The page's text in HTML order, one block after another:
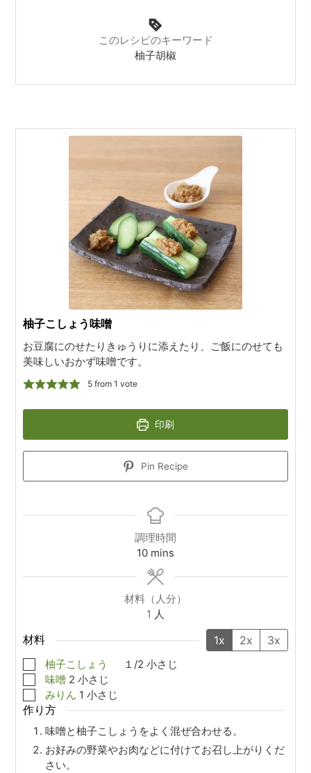
このレシピのキーワード
柚子胡椒
柚子こしょう味噌
お豆腐にのせたりきゅうりに添えたり、ご飯にのせても
美味しいおかず味噌です。
5from 1 vote
印刷
Pin Recipe
調理時間
10minutes
mins
材料（人分）
1 人
材料 1x 2x 3x
▢
柚子こしょう １/2 小さじ
▢
味噌 2 小さじ
▢
みりん 1 小さじ
作り方
味噌と柚子こしょうをよく混ぜ合わせる。
お好みの野菜やお肉などに付けてお召し上がりくだ
さい。